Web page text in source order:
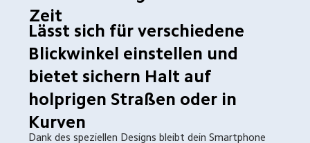
Zeit
Lässt sich für verschiedene
Blickwinkel einstellen und
bietet sichern Halt auf
holprigen Straßen oder in
Kurven
Dank des speziellen Designs bleibt dein Smartphone